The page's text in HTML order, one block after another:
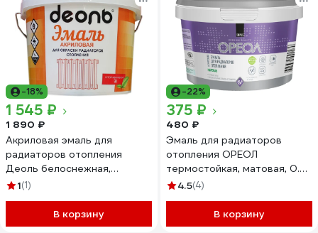
-18%
1 545 ₽
1 890 ₽
Акриловая эмаль для
радиаторов отопления
Деоль белоснежная,
глянцевая, без запаха, 2.7 л
1(1)
В корзину
-22%
375 ₽
480 ₽
Эмаль для радиаторов
отопления ОРЕОЛ
термостойкая, матовая, 0.5
кг 85231
4.5(4)
В корзину